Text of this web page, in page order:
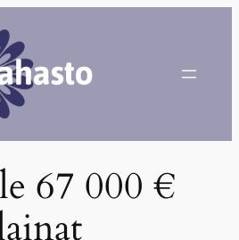
67 000 €